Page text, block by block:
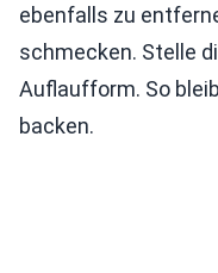
ebenfalls zu
schmecken. Stelle
Auflaufform. So
backen.